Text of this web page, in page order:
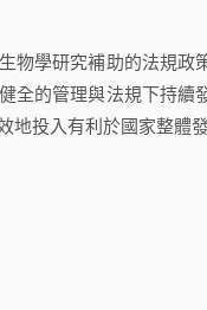
物學研究補助的法規
全的管理與法規下持
地投入有利於國家整體